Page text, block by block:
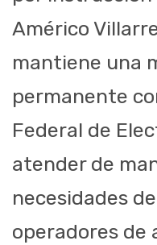
Américo
mantiene una
permanente
Federal de
atender de
necesidades
operadores de